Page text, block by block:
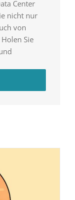
Center
nicht nur
von
Sie